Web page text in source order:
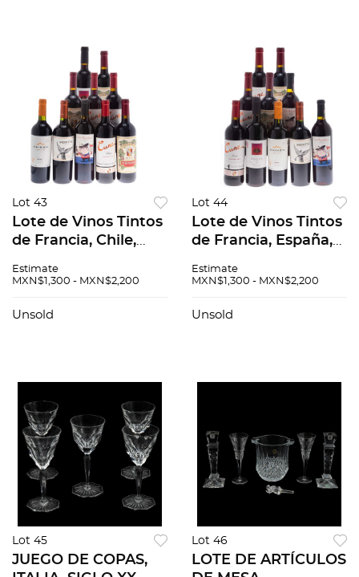
Lot 43
Lote de Vinos Tintos
de Francia, Chile,
Cune. Enate. En
750 ml. Total de
Estimate
MXN$1,300 - MXN$2,200
Unsold
Lot 44
Lote de Vinos Tintos
de Francia, España,
Cune. Enate. En
750 ml. Total de
Estimate
MXN$1,300 - MXN$2,200
Unsold
Lot 45
JUEGO DE COPAS,
Lot 46
LOTE DE ARTÍCULOS